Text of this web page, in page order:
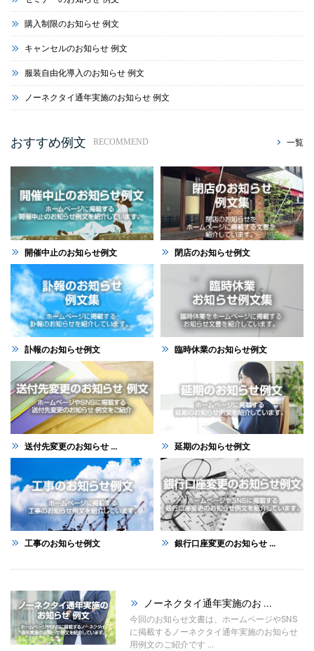
購入制限のお知らせ 例文
キャンセルのお知らせ 例文
服装自由化導入のお知らせ 例文
ノーネクタイ通年実施のお知らせ 例文
おすすめ例文 RECOMMEND 一覧
開催中止のお知らせ例文 閉店のお知らせ例文
訃報のお知らせ例文 臨時休業のお知らせ例文
送付先変更のお知らせ ... 延期のお知らせ例文
工事のお知らせ例文 銀行口座変更のお知らせ ...
ノーネクタイ通年実施のお ...
今回のお知らせ文書は、ホームページやSNS
に掲載するノーネクタイ通年実施のお知らせ
用例文のご紹介です ...